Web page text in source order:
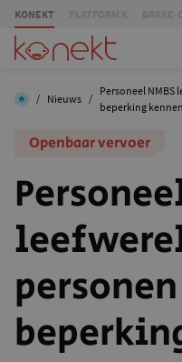
KONEKT
/ Nieuws /
Personeel NMBS
beperking kennen
Openbaar vervoer